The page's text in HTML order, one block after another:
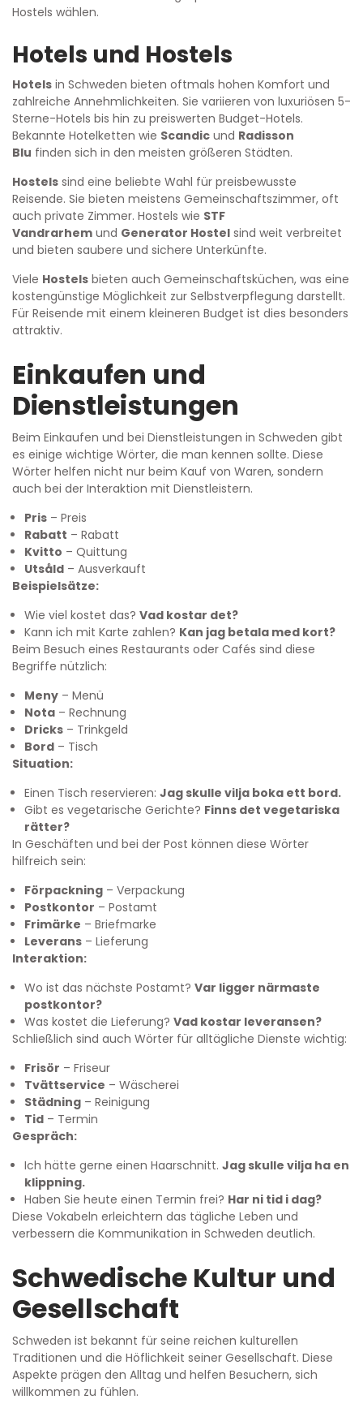
Hostels wählen.
Hotels und Hostels
Hotels in Schweden bieten oftmals hohen Komfort und
zahlreiche Annehmlichkeiten. Sie variieren von luxuriösen 5-
Sterne-Hotels bis hin zu preiswerten Budget-Hotels.
Bekannte Hotelketten wie Scandic und Radisson
Blu finden sich in den meisten größeren Städten.
Hostels sind eine beliebte Wahl für preisbewusste
Reisende. Sie bieten meistens Gemeinschaftszimmer, oft
auch private Zimmer. Hostels wie STF
Vandrarhem und Generator Hostel sind weit verbreitet
und bieten saubere und sichere Unterkünfte.
Viele Hostels bieten auch Gemeinschaftsküchen, was eine
kostengünstige Möglichkeit zur Selbstverpflegung darstellt.
Für Reisende mit einem kleineren Budget ist dies besonders
attraktiv.
Einkaufen und
Dienstleistungen
Beim Einkaufen und bei Dienstleistungen in Schweden gibt
es einige wichtige Wörter, die man kennen sollte. Diese
Wörter helfen nicht nur beim Kauf von Waren, sondern
auch bei der Interaktion mit Dienstleistern.
Pris – Preis
Rabatt – Rabatt
Kvitto – Quittung
Utsåld – Ausverkauft
Beispielsätze:
Wie viel kostet das? Vad kostar det?
Kann ich mit Karte zahlen? Kan jag betala med kort?
Beim Besuch eines Restaurants oder Cafés sind diese
Begriffe nützlich:
Meny – Menü
Nota – Rechnung
Dricks – Trinkgeld
Bord – Tisch
Situation:
Einen Tisch reservieren: Jag skulle vilja boka ett bord.
Gibt es vegetarische Gerichte? Finns det vegetariska
rätter?
In Geschäften und bei der Post können diese Wörter
hilfreich sein:
Förpackning – Verpackung
Postkontor – Postamt
Frimärke – Briefmarke
Leverans – Lieferung
Interaktion:
Wo ist das nächste Postamt? Var ligger närmaste
postkontor?
Was kostet die Lieferung? Vad kostar leveransen?
Schließlich sind auch Wörter für alltägliche Dienste wichtig:
Frisör – Friseur
Tvättservice – Wäscherei
Städning – Reinigung
Tid – Termin
Gespräch:
Ich hätte gerne einen Haarschnitt. Jag skulle vilja ha en
klippning.
Haben Sie heute einen Termin frei? Har ni tid i dag?
Diese Vokabeln erleichtern das tägliche Leben und
verbessern die Kommunikation in Schweden deutlich.
Schwedische Kultur und
Gesellschaft
Schweden ist bekannt für seine reichen kulturellen
Traditionen und die Höflichkeit seiner Gesellschaft. Diese
Aspekte prägen den Alltag und helfen Besuchern, sich
willkommen zu fühlen.